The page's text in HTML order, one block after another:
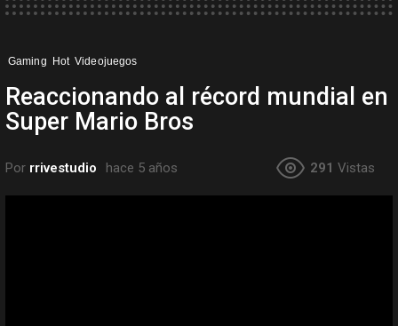
Gaming Hot Videojuegos
Reaccionando al récord mundial en
Super Mario Bros
Por rrivestudio hace 5 años 291 Vistas